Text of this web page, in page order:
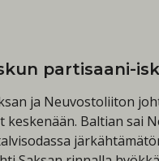
partisaani-
ja Neuvostoliiton
Baltian